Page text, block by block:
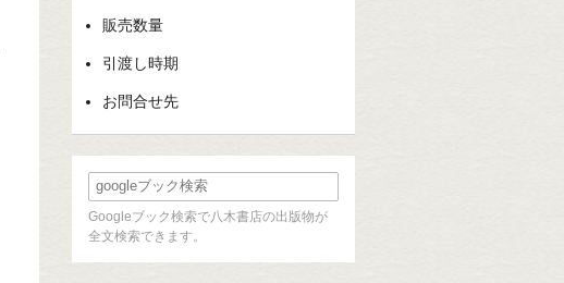
販売数量
引渡し時期
お問合せ先
Googleブック検索で八木書店の出版物が
全文検索できます。